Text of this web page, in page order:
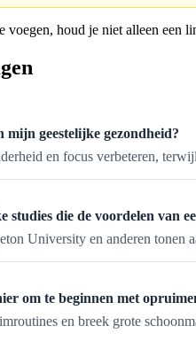
voegen, houd je niet alleen een
geestelijke gezondheid?
en focus verbeteren,
studies die de voordelen van
University en anderen tonen
om te beginnen met
en breek grote